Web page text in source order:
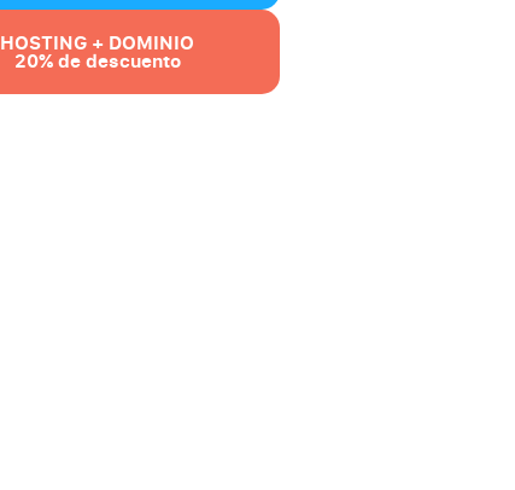
HOSTING + DOMINIO
20% de descuento